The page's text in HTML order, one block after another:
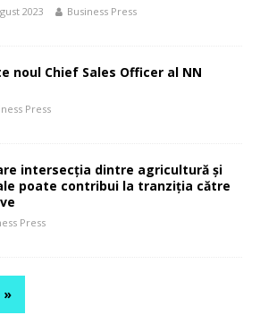
2023 Business Press
noul Chief Sales Officer al NN
Press
intersecția dintre agricultură și
poate contribui la tranziția către
Press
»